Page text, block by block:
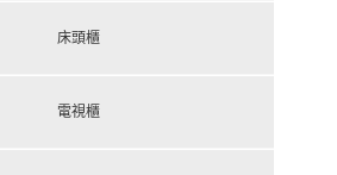
床頭櫃
電視櫃